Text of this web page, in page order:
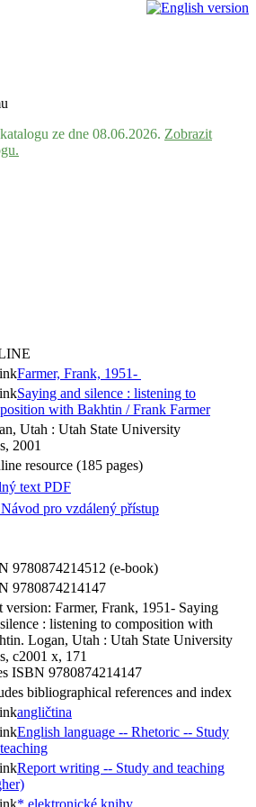
ze dne 08.06.2026. Zobrazit
Farmer, Frank, 1951-
Saying and silence : listening to
with Bakhtin / Frank Farmer
Utah : Utah State University
2001
resource (185 pages)
text PDF
pro vzdálený přístup
9780874214512 (e-book)
9780874214147
version: Farmer, Frank, 1951- Saying
: listening to composition with
Logan, Utah : Utah State University
c2001 x, 171
ISBN 9780874214147
bibliographical references and index
angličtina
English language -- Rhetoric -- Study
Report writing -- Study and teaching
* elektronické knihy